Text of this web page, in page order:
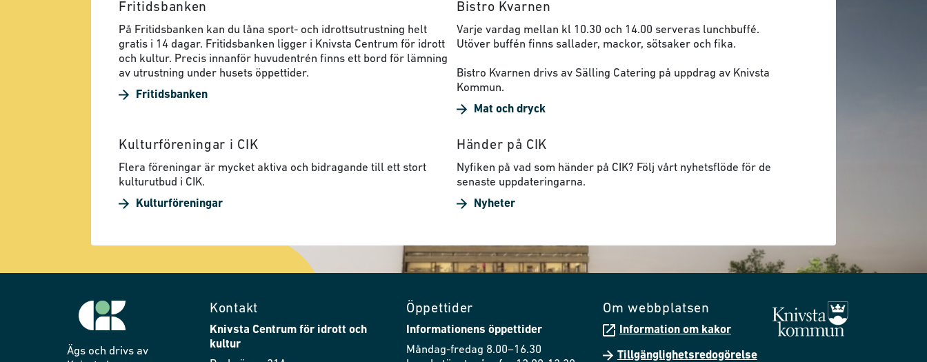
Fritidsbanken
På Fritidsbanken kan du låna sport- och idrottsutrustning helt
gratis i 14 dagar. Fritidsbanken ligger i Knivsta Centrum för idrott
och kultur. Precis innanför huvudentrén finns ett bord för lämning
av utrustning under husets öppettider.
Fritidsbanken
Bistro Kvarnen
Varje vardag mellan kl 10.30 och 14.00 serveras lunchbuffé.
Utöver buffén finns sallader, mackor, sötsaker och fika.
Bistro Kvarnen drivs av Sälling Catering på uppdrag av Knivsta
Kommun.
Mat och dryck
Kulturföreningar i CIK
Flera föreningar är mycket aktiva och bidragande till ett stort
kulturutbud i CIK.
Kulturföreningar
Händer på CIK
Nyfiken på vad som händer på CIK? Följ vårt nyhetsflöde för de
senaste uppdateringarna.
Nyheter
Ägs och drivs av
Kontakt
Knivsta Centrum för idrott och
kultur
Öppettider
Informationens öppettider
Måndag-fredag 8.00–16.30
Om webbplatsen
Information om kakor
Tillgänglighetsredogörelse